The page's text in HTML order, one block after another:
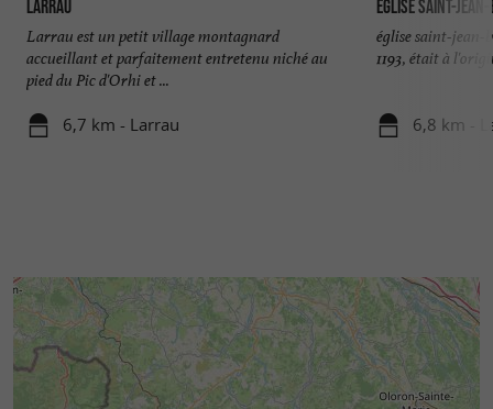
Larrau
Larrau est un petit village montagnard
accueillant et parfaitement entretenu niché au
pied du Pic d'Orhi et ...
6,7 km - Larrau
Église Saint-
église saint-jean-
1193, était à
6,8 km -